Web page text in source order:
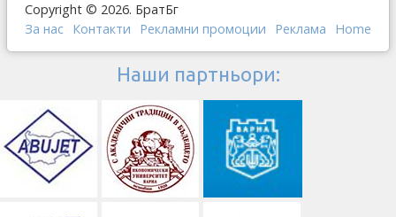
Copyright © 2026. БратБг
За нас Контакти Рекламни промоции Реклама Home
Наши партньори: